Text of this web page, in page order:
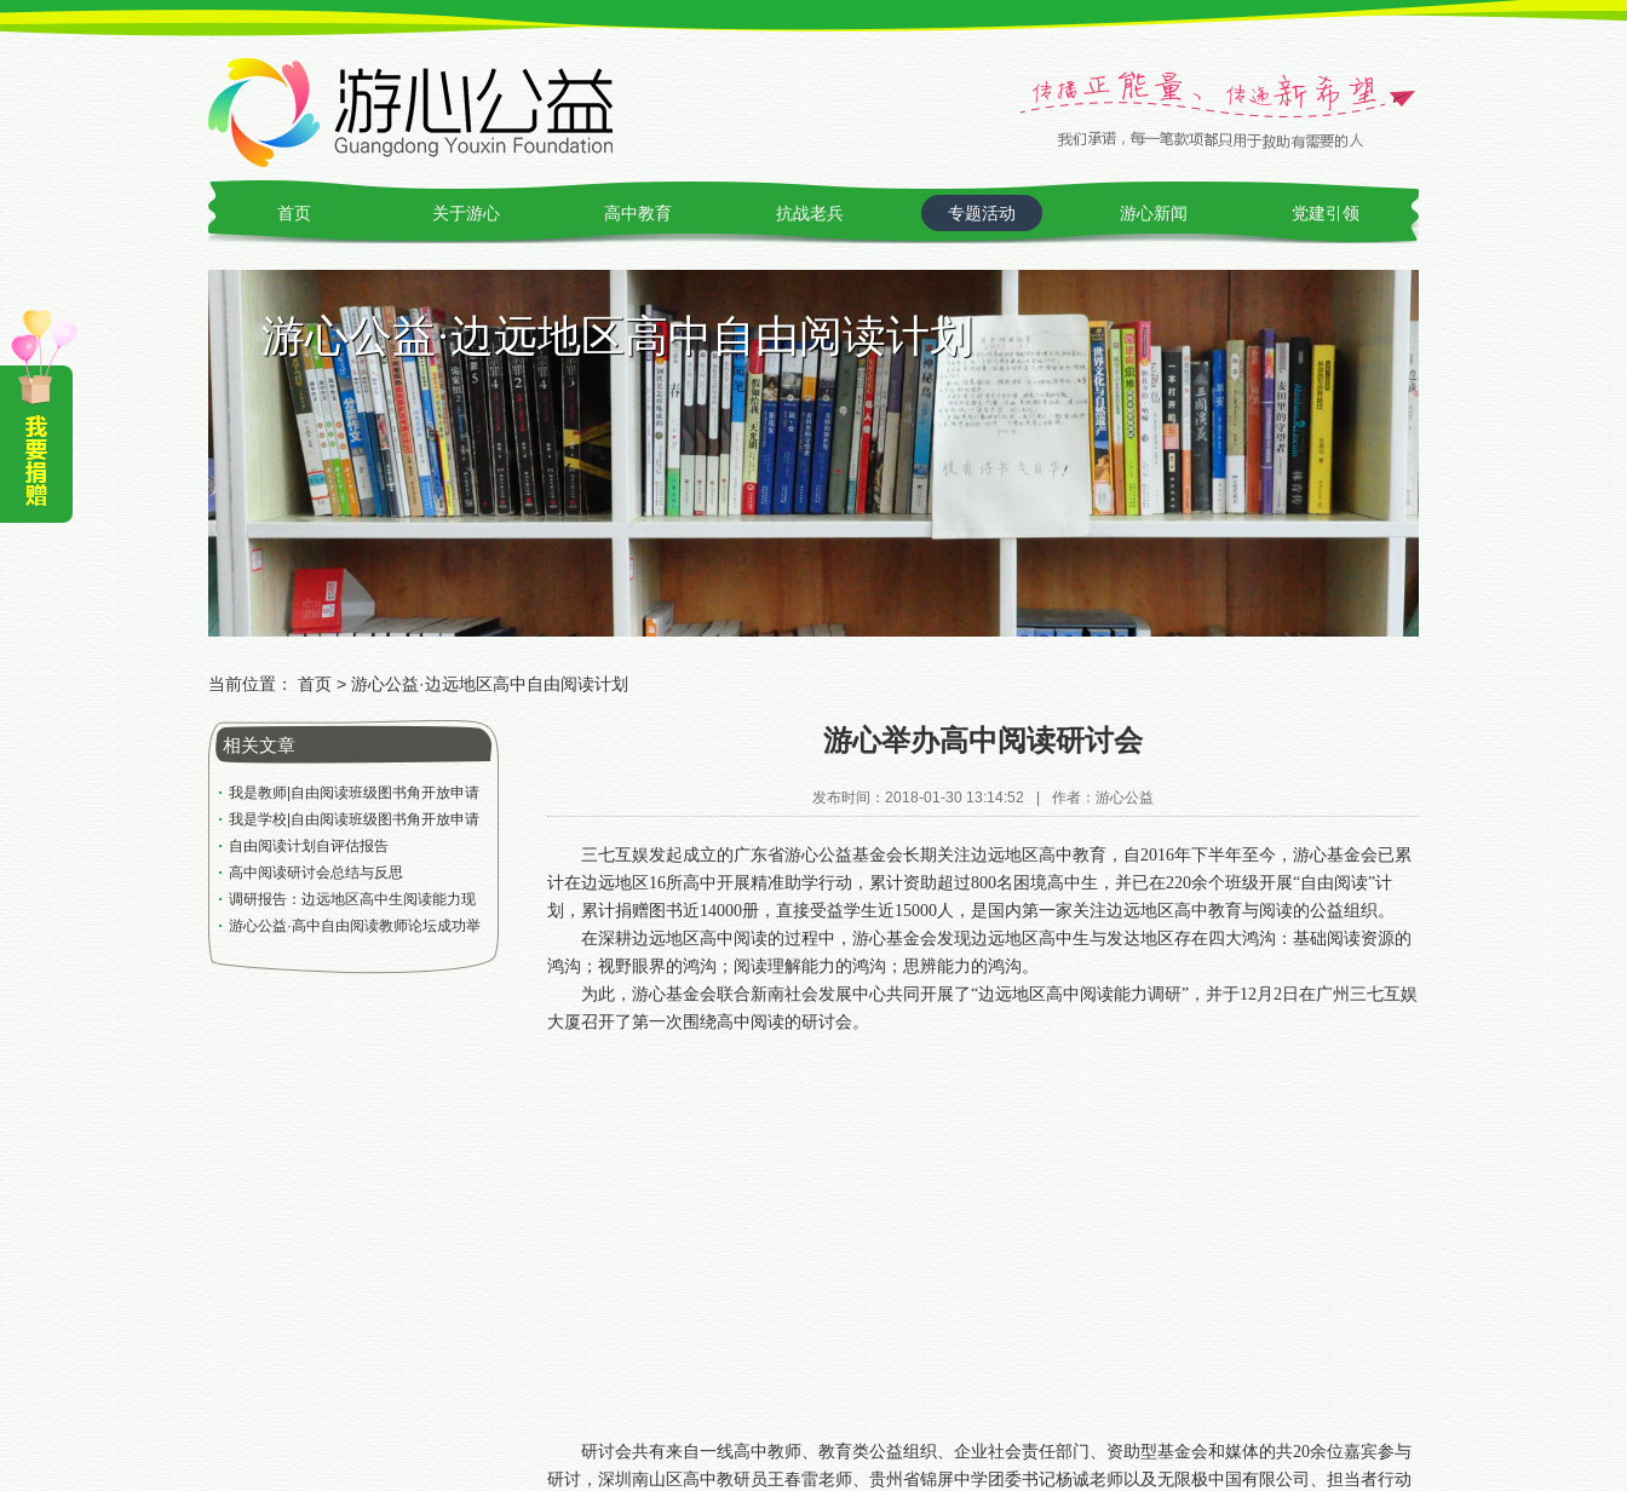
首页 关于游心 高中教育 抗战老兵 专题活动 游心新闻 党建引领
游心公益·边远地区高中自由阅读计划
当前位置： 首页 > 游心公益·边远地区高中自由阅读计划
相关文章
我是教师|自由阅读班级图书角开放申请
我是学校|自由阅读班级图书角开放申请
自由阅读计划自评估报告
高中阅读研讨会总结与反思
调研报告：边远地区高中生阅读能力现
状
游心公益·高中自由阅读教师论坛成功举
游心举办高中阅读研讨会
发布时间：2018-01-30 13:14:52 作者：游心公益
三七互娱发起成立的广东省游心公益基金会长期关注边远地区高中教育，自2016年下半年至今，游心基金会已累
计在边远地区16所高中开展精准助学行动，累计资助超过800名困境高中生，并已在220余个班级开展“自由阅读”计
划，累计捐赠图书近14000册，直接受益学生近15000人，是国内第一家关注边远地区高中教育与阅读的公益组织。
在深耕边远地区高中阅读的过程中，游心基金会发现边远地区高中生与发达地区存在四大鸿沟：基础阅读资源的
鸿沟；视野眼界的鸿沟；阅读理解能力的鸿沟；思辨能力的鸿沟。
为此，游心基金会联合新南社会发展中心共同开展了“边远地区高中阅读能力调研”，并于12月2日在广州三七互娱
大厦召开了第一次围绕高中阅读的研讨会。
研讨会共有来自一线高中教师、教育类公益组织、企业社会责任部门、资助型基金会和媒体的共20余位嘉宾参与
研讨，深圳南山区高中教研员王春雷老师、贵州省锦屏中学团委书记杨诚老师以及无限极中国有限公司、担当者行动